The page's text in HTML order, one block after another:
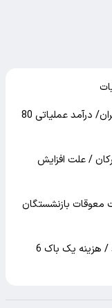
تغییر مثبت در عملکرد مالی بانک صادرات ایران/ درآمد عملیاتی 80
/ علت افزایش
معوقات بازنشستگان
نرخ بنزین در تهران لیتری 130 هزارتومان شد / هزینه یک باک 6